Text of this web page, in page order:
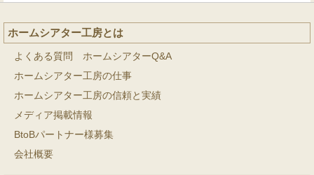
ホームシアター工房とは
よくある質問 ホームシアターQ&A
ホームシアター工房の仕事
ホームシアター工房の信頼と実績
メディア掲載情報
BtoBパートナー様募集
会社概要